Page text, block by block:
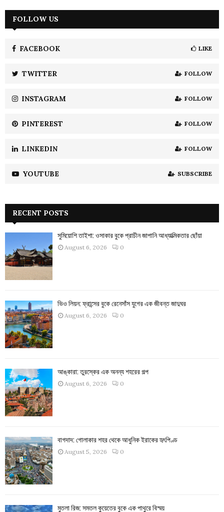
h
H
FOLLOW US
FACEBOOK LIKE
TWITTER FOLLOW
INSTAGRAM FOLLOW
PINTEREST FOLLOW
LINKEDIN FOLLOW
YOUTUBE SUBSCRIBE
RECENT POSTS
সুমিয়োশি তাইশা: ওসাকার বুকে প্রাচীন জাপানি আধ্যাত্মিকতার ছোঁয়া
August 6, 2026 0
ভিও লিয়ন: ফ্রান্সের বুকে রেনেসাঁস যুগের এক জীবন্ত জাদুঘর
August 6, 2026 0
আঙ্কারা: তুরস্কের এক অনন্য শহরের গল্প
August 6, 2026 0
বাগদাদ: গোলাকার শহর থেকে আধুনিক ইরাকের হৃৎপিণ্ড
August 5, 2026 0
মুতলা রিজ: সমতল কুয়েতের বুকে এক পাথুরে বিস্ময়